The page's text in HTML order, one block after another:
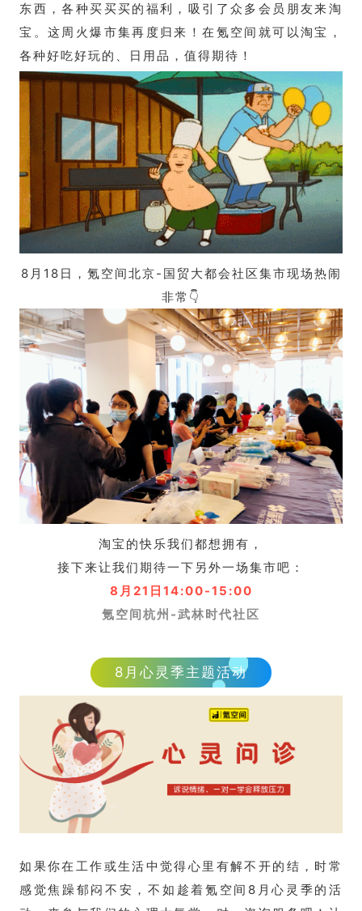
东西，各种买买买的福利，吸引了众多会员朋友来淘
宝。这周火爆市集再度归来！在氪空间就可以淘宝，
各种好吃好玩的、日用品，值得期待！
8月18日，氪空间北京-国贸大都会社区集市现场热闹
非常👇
淘宝的快乐我们都想拥有，
接下来让我们期待一下另外一场集市吧：
8月21日14:00-15:00
氪空间杭州-武林时代社区
8月心灵季主题活动
如果你在工作或生活中觉得心里有解不开的结，时常
感觉焦躁郁闷不安，不如趁着氪空间8月心灵季的活